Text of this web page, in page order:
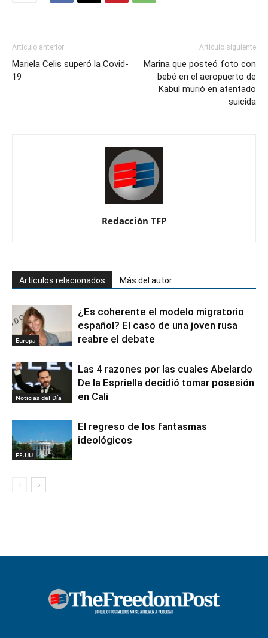
Artículo anterior
Mariela Celis superó la Covid-
19
Artículo siguiente
Marina que posteó foto con
bebé en el aeropuerto de
Kabul murió en atentado
suicida
Redacción TFP
Artículos relacionados Más del autor
Europa
¿Es coherente el modelo migratorio
español? El caso de una joven rusa
reabre el debate
Noticias del Día
Las 4 razones por las cuales Abelardo
De la Espriella decidió tomar posesión
en Cali
EE.UU
El regreso de los fantasmas
ideológicos